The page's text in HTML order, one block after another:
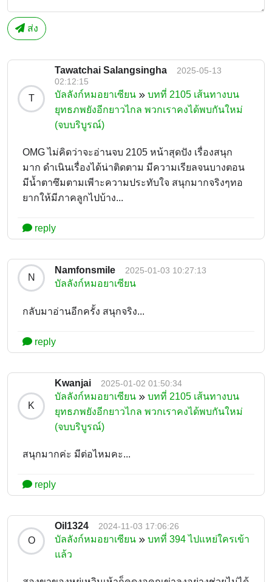
ส่ง
T
Tawatchai Salangsingha
2025-05-13
02:12:15
บัลลังก์หมอยาเซียน
บทที่ 2105 เส้นทางบน
ยุทธภพยังอีกยาวไกล พวกเราคงได้พบกันใหม่
(จบบริบูรณ์)
OMG ไม่คิดว่าจะอ่านจบ 2105 หน้าสุดปัง เรื่องสนุก
มาก ดำเนินเรื่องได้น่าติดตาม มีความเรียลจนบางตอน
มีน้ำตาซึมตามเพีาะความประทับใจ สนุกมากจริงๆทอ
ยากให้มีภาคลูกไปบ้าง...
reply
N
Namfonsmile 2025-01-03 10:27:13
บัลลังก์หมอยาเซียน
กลับมาอ่านอีกครั้ง สนุกจริง...
reply
K
Kwanjai 2025-01-02 01:50:34
บัลลังก์หมอยาเซียน
บทที่ 2105 เส้นทางบน
ยุทธภพยังอีกยาวไกล พวกเราคงได้พบกันใหม่
(จบบริบูรณ์)
สนุกมากค่ะ มีต่อไหมคะ...
reply
O
Oil1324 2024-11-03 17:06:26
บัลลังก์หมอยาเซียน
บทที่ 394 ไปแหย่ใครเข้า
แล้ว